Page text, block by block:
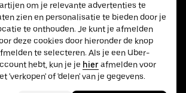
Inc.
om je relevante advertenties te
zien en personalisatie te bieden door je
te onthouden. Je kunt je afmelden
deze cookies door hieronder de knop
te selecteren. Als je een Uber-
hebt, kun je je hierafmelden voor
'verkopen' of 'delen' van je gegevens.